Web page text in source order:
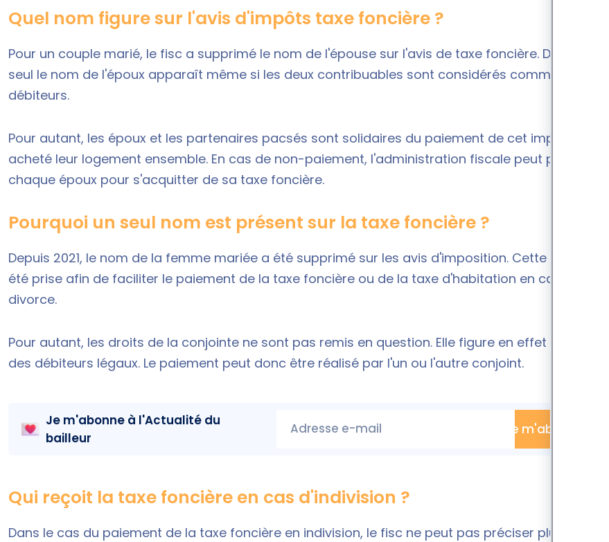
Quel nom figure sur l'avis d'impôts taxe foncière ?
Pour un couple marié, le fisc a supprimé le nom de l'épouse sur l'avis de taxe foncière. Désormais,
seul le nom de l'époux apparaît même si les deux contribuables sont considérés comme
débiteurs.
Pour autant, les époux et les partenaires pacsés sont solidaires du paiement de cet impôt s'ils ont
acheté leur logement ensemble. En cas de non-paiement, l'administration fiscale peut poursuivre
chaque époux pour s'acquitter de sa taxe foncière.
Pourquoi un seul nom est présent sur la taxe foncière ?
Depuis 2021, le nom de la femme mariée a été supprimé sur les avis d'imposition. Cette décision a
été prise afin de faciliter le paiement de la taxe foncière ou de la taxe d'habitation en cas de
divorce.
Pour autant, les droits de la conjointe ne sont pas remis en question. Elle figure en effet sur la liste
des débiteurs légaux. Le paiement peut donc être réalisé par l'un ou l'autre conjoint.
Je m'abonne à l'Actualité du
bailleur
Adresse e-mail Je m'abonne
Qui reçoit la taxe foncière en cas d'indivision ?
Dans le cas du paiement de la taxe foncière en indivision, le fisc ne peut pas préciser plusieurs